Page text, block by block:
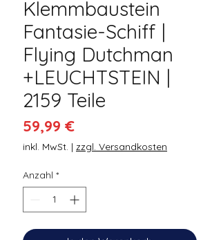
Klemmbaustein
Fantasie-Schiff |
Flying Dutchman
+LEUCHTSTEIN |
2159 Teile
59,99 €Preis
inkl. MwSt. | zzgl. Versandkosten
Anzahl *